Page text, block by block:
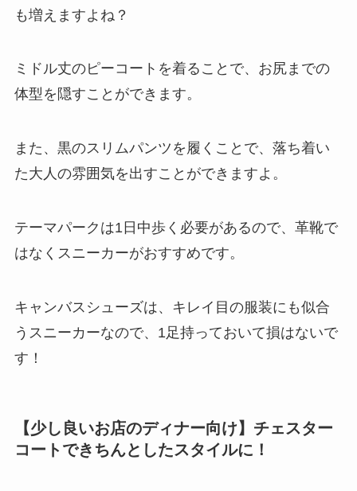
も増えますよね？
ミドル丈のピーコートを着ることで、お尻までの
体型を隠すことができます。
また、黒のスリムパンツを履くことで、落ち着い
た大人の雰囲気を出すことができますよ。
テーマパークは1日中歩く必要があるので、革靴で
はなくスニーカーがおすすめです。
キャンバスシューズは、キレイ目の服装にも似合
うスニーカーなので、1足持っておいて損はないで
す！
【少し良いお店のディナー向け】チェスター
コートできちんとしたスタイルに！